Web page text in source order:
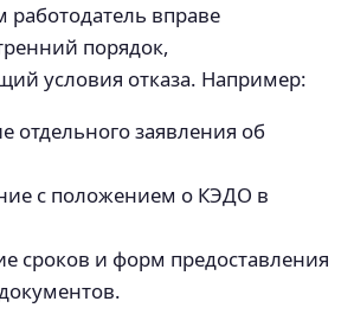
работодатель вправе
порядок,
условия отказа. Например:
отдельного заявления об
с положением о КЭДО в
сроков и форм предоставления